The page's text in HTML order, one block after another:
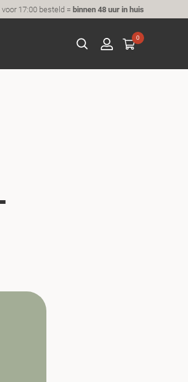
17:00 besteld =binnen 48 uur in huis
0